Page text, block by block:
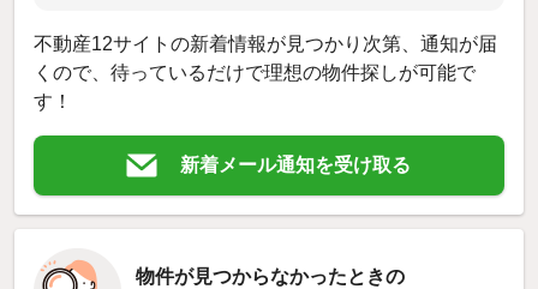
不動産12サイトの新着情報が見つかり次第、通知が届
くので、待っているだけで理想の物件探しが可能で
す！
新着メール通知を受け取る
物件が見つからなかったときの